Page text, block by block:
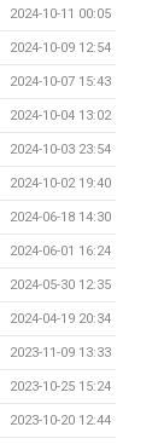
2024-10-11 00:05
2024-10-09 12:54
2024-10-07 15:43
2024-10-04 13:02
2024-10-03 23:54
2024-10-02 19:40
2024-06-18 14:30
2024-06-01 16:24
2024-05-30 12:35
2024-04-19 20:34
2023-11-09 13:33
2023-10-25 15:24
2023-10-20 12:44